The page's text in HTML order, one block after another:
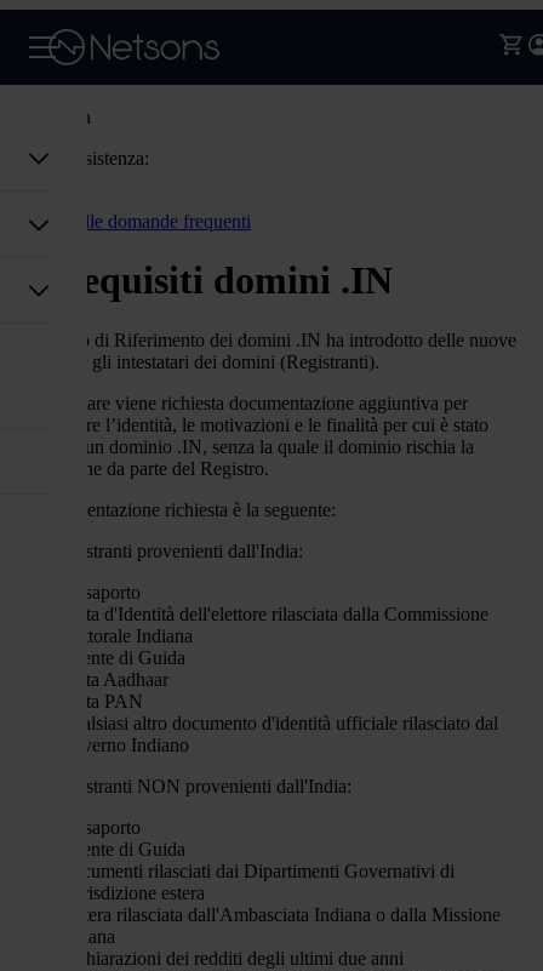
Assistenza
Codice assistenza:
Torna alle domande frequenti
Prerequisiti domini .IN
Il Registro di Riferimento dei domini .IN ha introdotto delle nuove
Policy per gli intestatari dei domini (Registranti).
In particolare viene richiesta documentazione aggiuntiva per
comprovare l’identità, le motivazioni e le finalità per cui è stato
registrato un dominio .IN, senza la quale il dominio rischia la
sospensione da parte del Registro.
La documentazione richiesta è la seguente:
Per i Registranti provenienti dall'India:
Passaporto
Carta d'Identità dell'elettore rilasciata dalla Commissione
Elettorale Indiana
Patente di Guida
Carta Aadhaar
Carta PAN
Qualsiasi altro documento d'identità ufficiale rilasciato dal
Governo Indiano
Per i Registranti NON provenienti dall'India:
Passaporto
Patente di Guida
Documenti rilasciati dai Dipartimenti Governativi di
giurisdizione estera
Lettera rilasciata dall'Ambasciata Indiana o dalla Missione
Indiana
Dichiarazioni dei redditi degli ultimi due anni